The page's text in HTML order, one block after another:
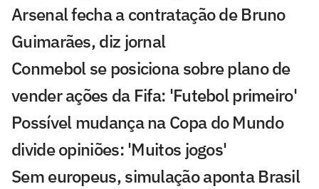
Arsenal fecha a contratação de Bruno
Guimarães, diz jornal
Conmebol se posiciona sobre plano de
vender ações da Fifa: 'Futebol primeiro'
Possível mudança na Copa do Mundo
divide opiniões: 'Muitos jogos'
Sem europeus, simulação aponta Brasil